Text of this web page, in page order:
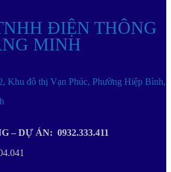
ĐIỆN THÔNG
MINH
Khu đô thị Vạn Phúc, Phường Hiệp Bình,
– DỰ ÁN: 0932.333.411